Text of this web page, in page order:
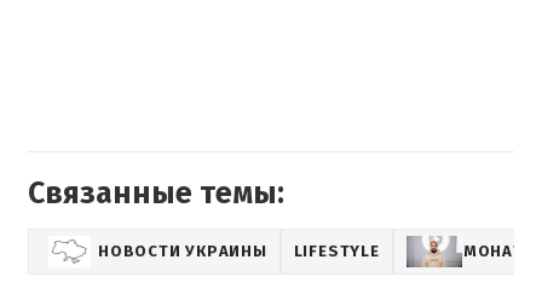
Связанные темы:
НОВОСТИ УКРАИНЫ LIFESTYLE